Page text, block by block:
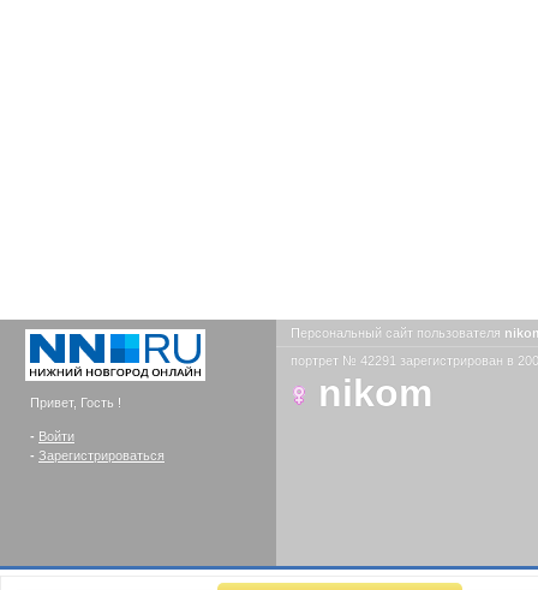
Привет, Гость !
- Войти
- Зарегистрироваться
Персональный сайт пользователя
портрет № 42291 зарегистрирован в
nikom